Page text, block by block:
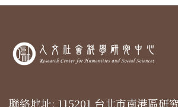
聯絡地址: 115201 台北市南港區研